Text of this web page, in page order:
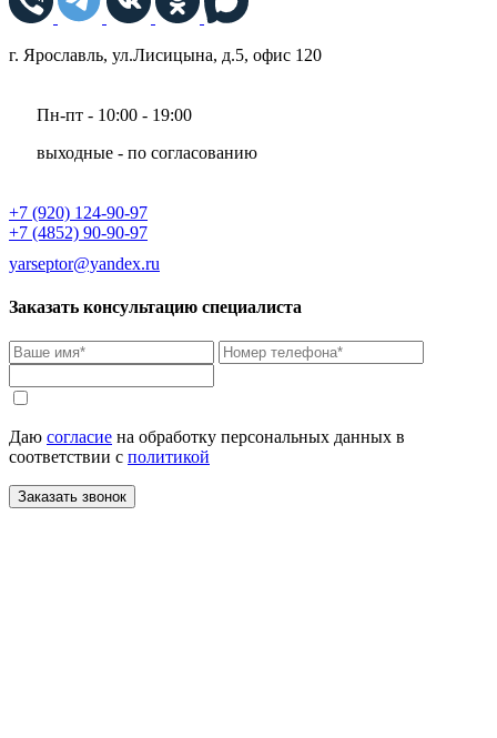
г. Ярославль, ул.Лисицына, д.5, офис 120
Пн-пт - 10:00 - 19:00
выходные - по согласованию
+7 (920) 124-90-97
+7 (4852) 90-90-97
yarseptor@yandex.ru
Заказать консультацию специалиста
Даю согласие на обработку персональных данных в
соответствии с политикой
Заказать звонок